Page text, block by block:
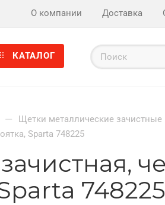
О компании Доставка
КАТАЛОГ
— Щетки металлические зачистные
Sparta 748225
748225